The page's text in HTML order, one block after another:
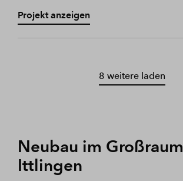
Projekt anzeigen
8 weitere laden
Neubau im Großraum
Ittlingen